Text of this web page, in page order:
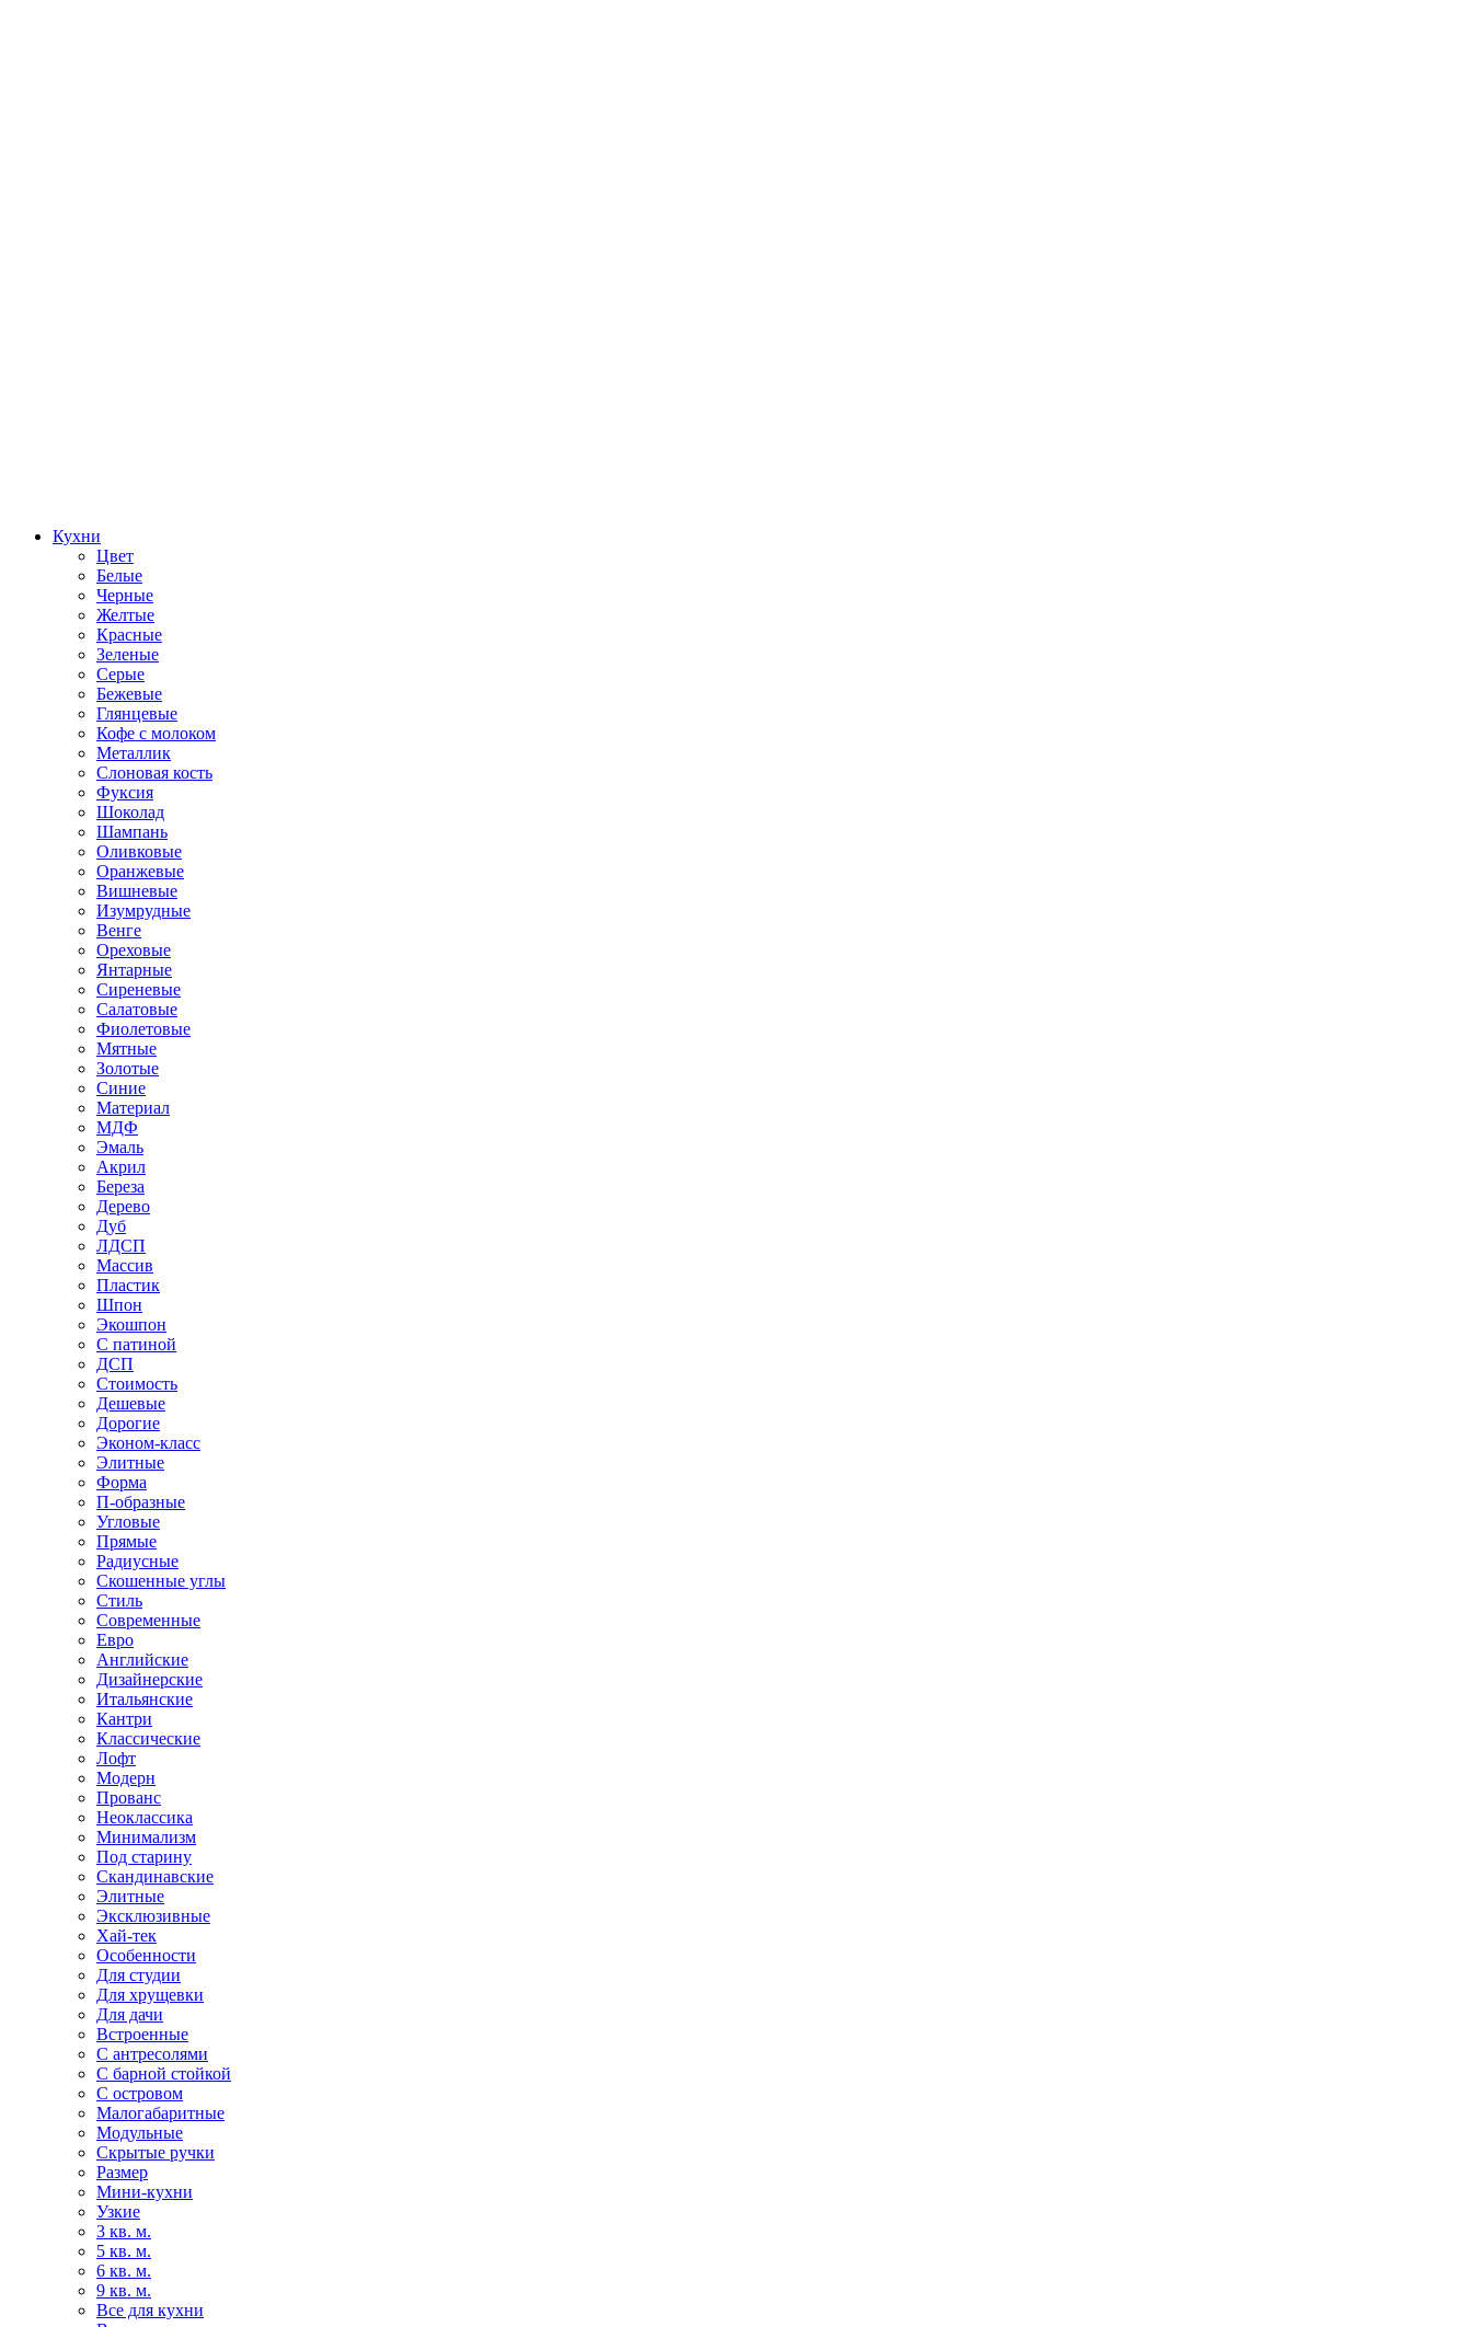
Кухни
Цвет
Белые
Черные
Желтые
Красные
Зеленые
Серые
Бежевые
Глянцевые
Кофе с молоком
Металлик
Слоновая кость
Фуксия
Шоколад
Шампань
Оливковые
Оранжевые
Вишневые
Изумрудные
Венге
Ореховые
Янтарные
Сиреневые
Салатовые
Фиолетовые
Мятные
Золотые
Синие
Материал
МДФ
Эмаль
Акрил
Береза
Дерево
Дуб
ЛДСП
Массив
Пластик
Шпон
Экошпон
С патиной
ДСП
Стоимость
Дешевые
Дорогие
Эконом-класс
Элитные
Форма
П-образные
Угловые
Прямые
Радиусные
Скошенные углы
Стиль
Современные
Евро
Английские
Дизайнерские
Итальянские
Кантри
Классические
Лофт
Модерн
Прованс
Неоклассика
Минимализм
Под старину
Скандинавские
Элитные
Эксклюзивные
Хай-тек
Особенности
Для студии
Для хрущевки
Для дачи
Встроенные
С антресолями
С барной стойкой
С островом
Малогабаритные
Модульные
Скрытые ручки
Размер
Мини-кухни
Узкие
3 кв. м.
5 кв. м.
6 кв. м.
9 кв. м.
Все для кухни